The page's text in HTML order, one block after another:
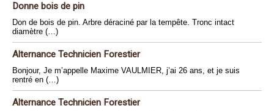
Donne bois de pin
Don de bois de pin. Arbre déraciné par la tempête. Tronc intact
diamètre (…)
Alternance Technicien Forestier
Bonjour, Je m’appelle Maxime VAULMIER, j’ai 26 ans, et je suis
rentré en (…)
Alternance Technicien Forestier